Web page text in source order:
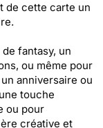
de cette carte un
fantasy, un
ou même pour
anniversaire ou
touche
ou pour
créative et